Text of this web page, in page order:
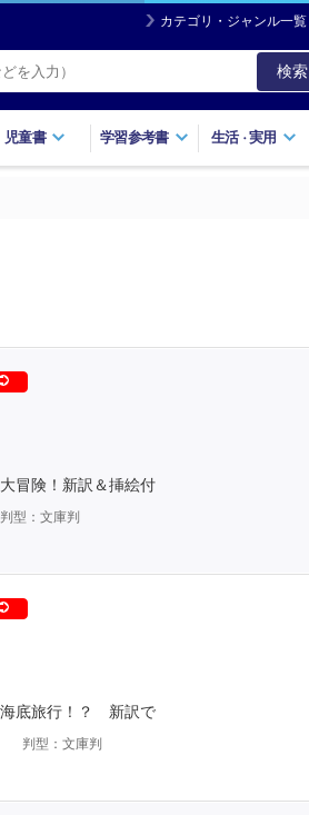
カテゴリ・ジャンル一覧
検索
児童書 学習参考書 生活・実用
冒険！新訳＆挿絵付
判型：文庫判
海底旅行！？ 新訳で
判型：文庫判